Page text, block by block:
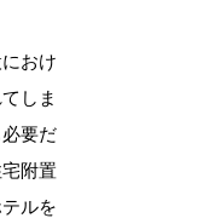
おけ
しま
要だ
附置
ルを